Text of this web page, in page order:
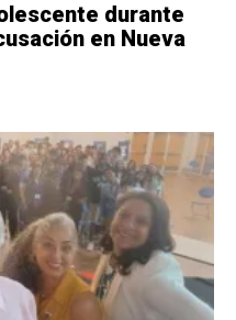
durante
en Nueva